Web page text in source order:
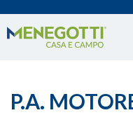
P.A.